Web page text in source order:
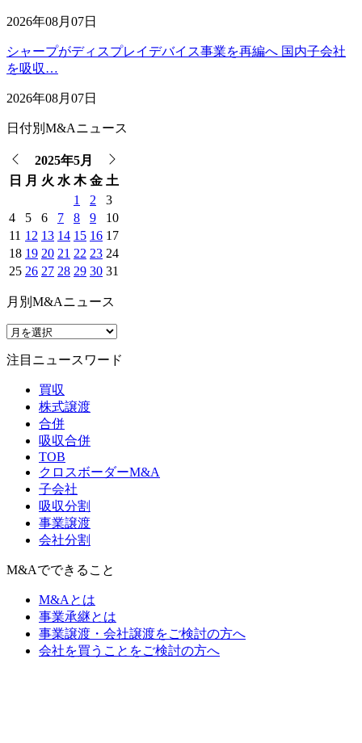
2026年08月07日
シャープがディスプレイデバイス事業を再編へ 国内子会社
を吸収…
2026年08月07日
日付別M&Aニュース
2025年5月
日
月 火 水 木 金 土
1
2
3
4
5 6 7 8 9
10
11 12 13 14 15 16 17
18 19 20 21 22 23 24
25 26 27 28 29 30 31
月別M&Aニュース
注目ニュースワード
買収
株式譲渡
合併
吸収合併
TOB
クロスボーダーM&A
子会社
吸収分割
事業譲渡
会社分割
M&Aでできること
M&Aとは
事業承継とは
事業譲渡・会社譲渡をご検討の方へ
会社を買うことをご検討の方へ